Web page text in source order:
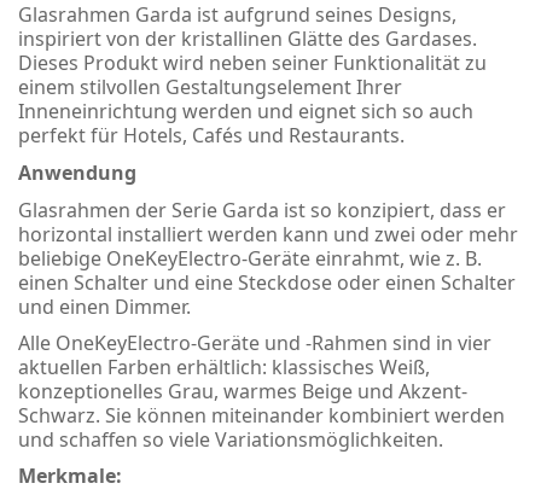
Glasrahmen Garda ist aufgrund seines Designs,
inspiriert von der kristallinen Glätte des Gardases.
Dieses Produkt wird neben seiner Funktionalität zu
einem stilvollen Gestaltungselement Ihrer
Inneneinrichtung werden und eignet sich so auch
perfekt für Hotels, Cafés und Restaurants.
Anwendung
Glasrahmen der Serie Garda ist so konzipiert, dass er
horizontal installiert werden kann und zwei oder mehr
beliebige OneKeyElectro-Geräte einrahmt, wie z. B.
einen Schalter und eine Steckdose oder einen Schalter
und einen Dimmer.
Alle OneKeyElectro-Geräte und -Rahmen sind in vier
aktuellen Farben erhältlich: klassisches Weiß,
konzeptionelles Grau, warmes Beige und Akzent-
Schwarz. Sie können miteinander kombiniert werden
und schaffen so viele Variationsmöglichkeiten.
Merkmale: